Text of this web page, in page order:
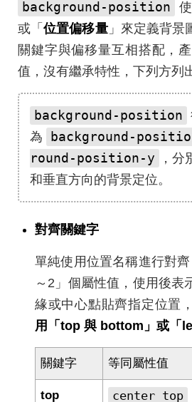
background-position
或「位置偏移量」來定義背景
關鍵字與偏移量互相搭配，
值，沒有繼承特性，下列方列
background-position
為
background-
round-position-y
，分
和垂直方向的背景定位。
對齊關鍵字
單純使用位置名稱進行對
～2」個屬性值，使用後表
緣或中心點貼齊指定位置
用「top 與 bottom」或「
關鍵字 等同屬性值
top center top